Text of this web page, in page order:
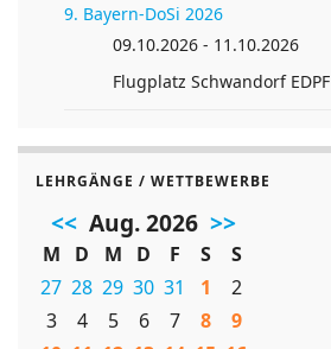
9. Bayern-DoSi 2026
09.10.2026 - 11.10.2026
Flugplatz Schwandorf EDPF
LEHRGÄNGE / WETTBEWERBE
<< Aug. 2026 >>
M D M D F S
S
27 28 29 30 31 1
2
3
4 5 6 7 8
9